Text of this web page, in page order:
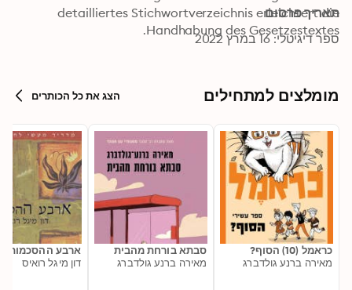
Handhabung des Gesetzestextes.
תאריך פרסום
ספר דיגיטלי: 16 במרץ 2022
מומלצים למתחילים הצג את כל הכותרים
כראמל (10) הסוף?
מאירה ברנע גולדברג
סבתא בורחת מהבית
מאירה ברנע גולדברג
ארבע ההסכמות
דון מיגל רואיס